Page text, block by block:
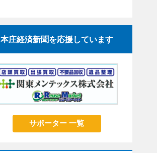
本庄経済新聞を応援しています
サポーター 一覧